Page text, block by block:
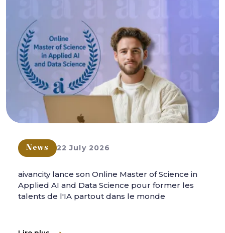
News 22 July 2026
aivancity lance son Online Master of Science in
Applied AI and Data Science pour former les
talents de l'IA partout dans le monde